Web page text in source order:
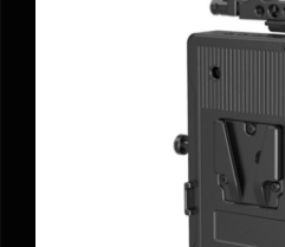
AJOUTER AU PANIER